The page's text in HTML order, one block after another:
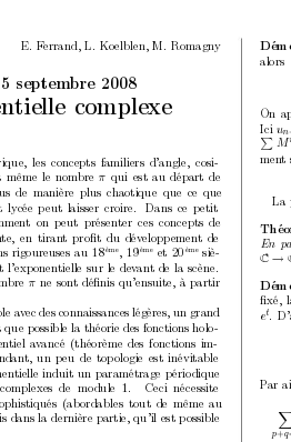
E. Ferrand, L. Koelblen, M. Romagny
septembre 2008
tielle complexe
les concepts familiers d’angle,
cosi-
même le nombre πqui est au départ de
de manière plus chaotique que ce que
lycée peut laisser croire. Dans ce petit
on peut présenter ces concepts de
te, en tirant proﬁt du développement de
rigoureuses au 18 ème, 19ème et 20 ème siè-
l’exponentielle sur le devant de la scène.
bre πne sont déﬁnis qu’ensuite, à partir
avec des connaissances légères, un grand
que possible la théorie des fonctions holo-
tiel avancé (théorème des fonctions im-
t, un peu de topologie est inévitable
tielle induit un paramétrage périodique
de module 1
Ceci nécessite
(abordables tout de même au
dans la dernière partie, qu’il est possible
alors
On
Ici un
PM
ment
La
En p
C→
ﬁxé,
et
Par
p+q